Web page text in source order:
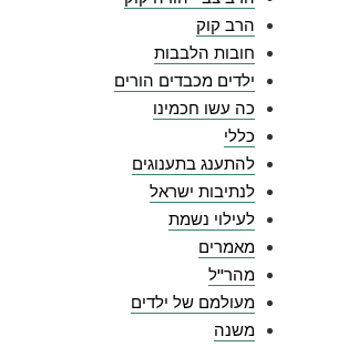
הרב קוק
חובות הלבבות
ילדים מכבדים הורים
כה עשו חכמינו
כללי
להתענג בתענוגים
לנתיבות ישראל
לעילוי נשמת
מאמרים
מהר"ל
מעולמם של ילדים
משנה